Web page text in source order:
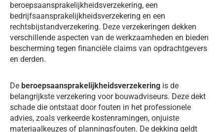
beroepsaansprakelijkheidsverzekering, een
bedrijfsaansprakelijkheidsverzekering en een
rechtsbijstandverzekering. Deze verzekeringen dekken
verschillende aspecten van de werkzaamheden en bieden
bescherming tegen financiële claims van opdrachtgevers
en derden.
De beroepsaansprakelijkheidsverzekering is de
belangrijkste verzekering voor bouwadviseurs. Deze dekt
schade die ontstaat door fouten in het professionele
advies, zoals verkeerde kostenramingen, onjuiste
materiaalkeuzes of planningsfouten. De dekking geldt